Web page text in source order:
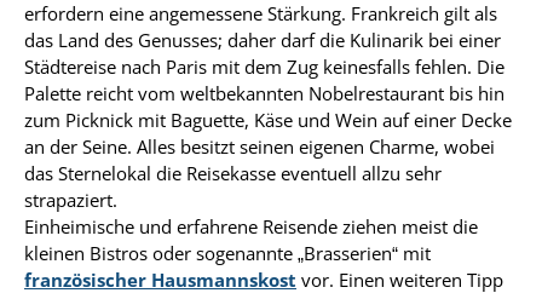
erfordern eine angemessene Stärkung. Frankreich gilt als
das Land des Genusses; daher darf die Kulinarik bei einer
Städtereise nach Paris mit dem Zug keinesfalls fehlen. Die
Palette reicht vom weltbekannten Nobelrestaurant bis hin
zum Picknick mit Baguette, Käse und Wein auf einer Decke
an der Seine. Alles besitzt seinen eigenen Charme, wobei
das Sternelokal die Reisekasse eventuell allzu sehr
strapaziert.
Einheimische und erfahrene Reisende ziehen meist die
kleinen Bistros oder sogenannte „Brasserien“ mit
französischer Hausmannskost vor. Einen weiteren Tipp